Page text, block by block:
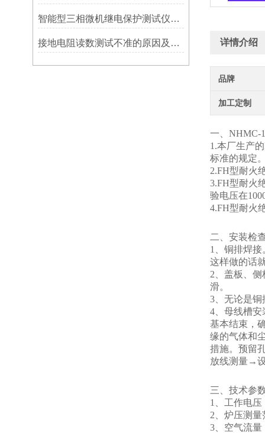
智能型三相微机继电保护测试仪使用技巧
接地电阻读数测试不准的原因及解决办法 详情介绍
品牌
加工定制
一、NHMC-
1.本厂生产
标准的规定
2.FH型耐火
3.FH型耐火
验电压在
4.FH型耐火
二、安装检
1、铜排焊
这样做的话
2、盖板、
滑。
3、无论是
4、母线槽
基本结束，
缘的气体和
措施。预留
放线测量→
三、技术参
1、工作电
2、炉压测
3、空气流量